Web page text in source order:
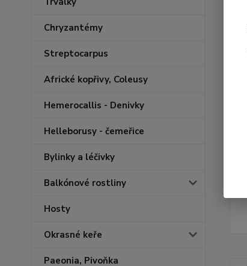
Chryzantémy
Streptocarpus
Africké kopřivy, Coleusy
Hemerocallis - Denivky
Helleborusy - čemeřice
Bylinky a léčivky
Balkónové rostliny
Hosty
Okrasné keře
Paeonia, Pivoňka